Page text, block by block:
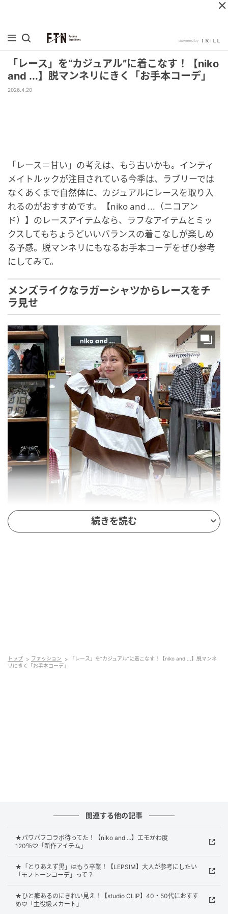
「レース」を“カジュアル”に着こなす！【niko
and ...】脱マンネリにきく「お手本コーデ」
2026.4.20
「レース＝甘い」の考えは、もう古いかも。インティ
メイトルックが注目されている今季は、ラブリーでは
なくあくまで自然体に、カジュアルにレースを取り入
れるのがおすすめです。【niko and ...（ニコアン
ド）】のレースアイテムなら、ラフなアイテムとミッ
クスしてもちょうどいいバランスの着こなしが楽しめ
る予感。脱マンネリにもなるお手本コーデをぜひ参考
にしてみて。
メンズライクなラガーシャツからレースをチ
ラ見せ
ト」¥6,600（税込）
続きを読む
トップ ファッション
「レース」を“カジュアル”に着こなす！【niko and ...】脱マンネ
リにきく「お手本コーデ」
関連する他の記事
★パワパフコラボ待ってた！【niko and ...】エモかわ度
120％♡「新作アイテム」
★「とりあえず黒」はもう卒業！【LEPSIM】大人が参考にしたい
「モノトーンコーデ」って？
★ひと癖あるのにきれい見え！【studio CLIP】40・50代におすす
め♡「主役級スカート」